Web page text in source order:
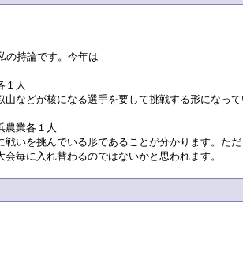
の持論です。今年は
１人
などが核になる選手を要して挑戦する形になって
農業各１人
いを挑んでいる形であることが分かります。た
毎に入れ替わるのではないかと思われます。